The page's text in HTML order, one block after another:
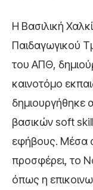
Η Βασιλική
Παιδαγωγικού
του ΑΠΘ,
καινοτόμο
δημιουργήθηκε
βασικών soft
εφήβους. Μέσα
προσφέρει, το
όπως η